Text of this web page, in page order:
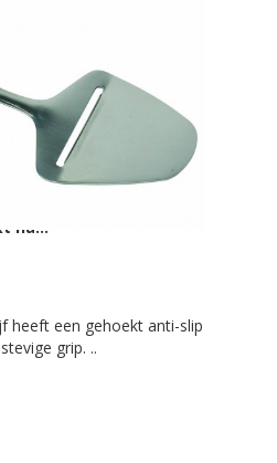
ha...
heeft een gehoekt anti-slip
grip. ..